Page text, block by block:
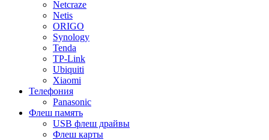
Netcraze
Netis
ORIGO
Synology
Tenda
TP-Link
Ubiquiti
Xiaomi
Телефония
Panasonic
Флеш память
USB флеш драйвы
Флеш карты